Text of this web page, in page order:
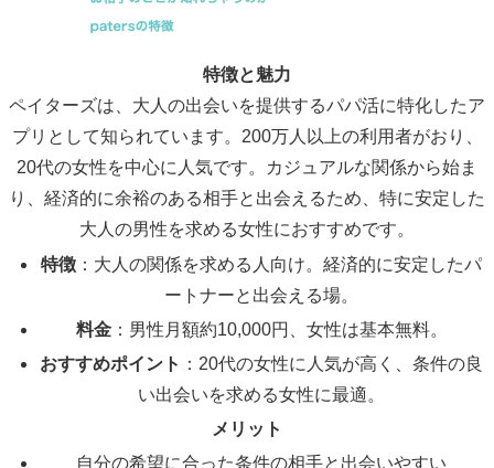
特徴と魅力
ペイターズは、大人の出会いを提供するパパ活に特化したア
プリとして知られています。200万人以上の利用者がおり、
20代の女性を中心に人気です。カジュアルな関係から始ま
り、経済的に余裕のある相手と出会えるため、特に安定した
大人の男性を求める女性におすすめです。
特徴 ：大人の関係を求める人向け。経済的に安定したパ
ートナーと出会える場。
料金：男性月額約10,000円、女性は基本無料。
おすすめポイント ：20代の女性に人気が高く、条件の良
い出会いを求める女性に最適。
メリット
自分の希望に合った条件の相手と出会いやすい